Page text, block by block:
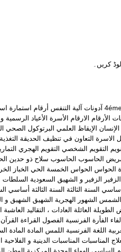
کریں۔
آدونات آلية التنفس أرقام استمارة
الأرقام الارقام الأسرة الأعياد الرسمية و
الإنسان الإيقاظ العلمي البرتوكول الصحي
الاسرة التعاون في تنظيف الحديقة التغذية
التقويم الشخصي التقويم الهجري
الحاسوب الحاسوب سلاح ذو حدين
الحواس الحواس الخمسة الحي الخباز
الزفير الزفير و الشهيق السعودية السلطات
أساسي السنة الثالثة السنة الثالثة أساسي
الشمس الشهور الهجرية الشهيق الشهيق و
الطويلة العائلة العادات ، التقاليد العاشبة
الفأرة الفرنسية الفصول القراءة القرآن
اللغة الفرنسية اللمس المادة المادة
المناسبات المناسبات الدينية و الفلاحية